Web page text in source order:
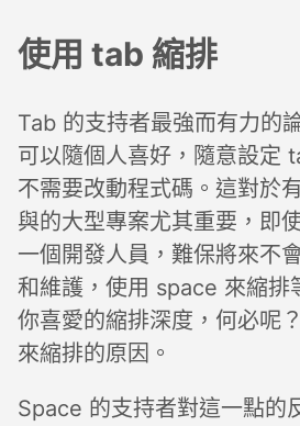
使用 tab 縮排
Tab 的支持者最強而有力的
可以隨個人喜好，隨意設定
不需要改動程式碼。這對於
與的大型專案尤其重要，即
一個開發人員，難保將來不
和維護，使用 space 來縮排
你喜愛的縮排深度，何必呢
來縮排的原因。
Space 的支持者對這一點的